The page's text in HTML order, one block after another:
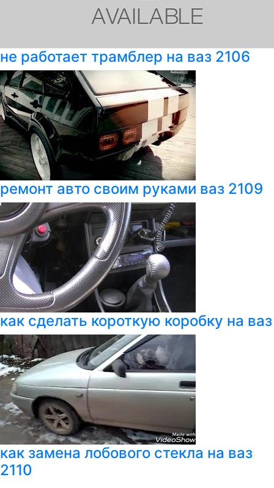
не работает трамблер на ваз 2106
ремонт авто своим руками ваз 2109
как сделать короткую коробку на ваз
как замена лобового стекла на ваз
2110